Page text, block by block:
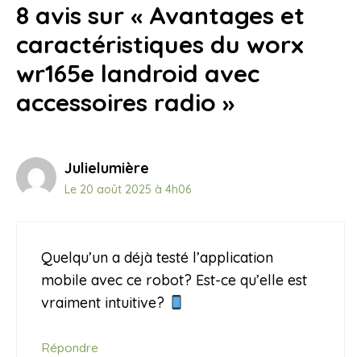
8 avis sur « Avantages et
caractéristiques du worx
wr165e landroid avec
accessoires radio »
Julielumière
Le 20 août 2025 à 4h06
Quelqu’un a déjà testé l’application
mobile avec ce robot? Est-ce qu’elle est
vraiment intuitive?
Répondre